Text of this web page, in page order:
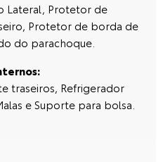
Lateral, Protetor de
Protetor de borda de
do parachoque.
traseiros, Refrigerador
e Suporte para bolsa.